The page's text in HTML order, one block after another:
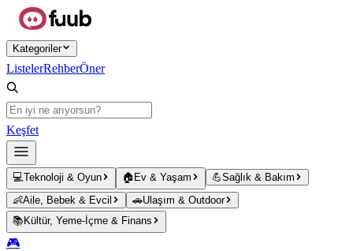
Ana içeriğe atla
Kategoriler
ListelerRehberÖner
Keşfet
💻Teknoloji & Oyun 🏠 Ev & Yaşam 💪Sağlık & Bakım
👶Aile, Bebek & Evcil 🚗Ulaşım & Outdoor
📚 Kültür, Yeme-İçme & Finans
🎮